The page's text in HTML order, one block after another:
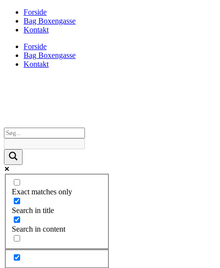
Forside
Bag Boxengasse
Kontakt
Forside
Bag Boxengasse
Kontakt
Exact matches only
Search in title
Search in content